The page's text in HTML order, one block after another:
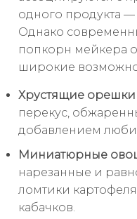
одного продукта
Однако
попкорн мейкера
широкие
Хрустящие орешки
перекус,
добавлением
Миниатюрные
нарезанные и
ломтики
кабачков.